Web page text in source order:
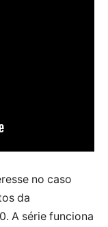
no caso
da
A série funciona